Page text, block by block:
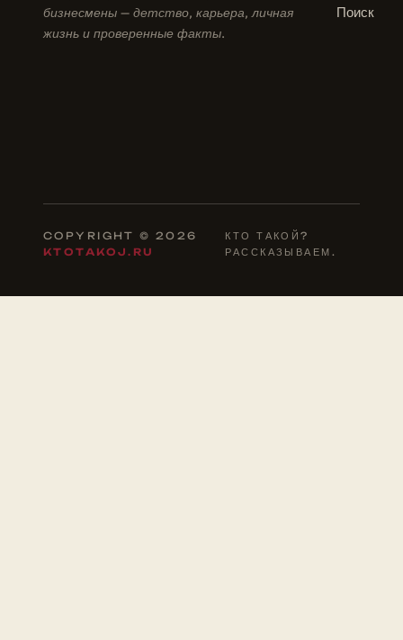
бизнесмены — детство, карьера, личная
жизнь и проверенные факты.
Поиск
COPYRIGHT © 2026
KTOTAKOJ.RU
КТО ТАКОЙ?
РАССКАЗЫВАЕМ.